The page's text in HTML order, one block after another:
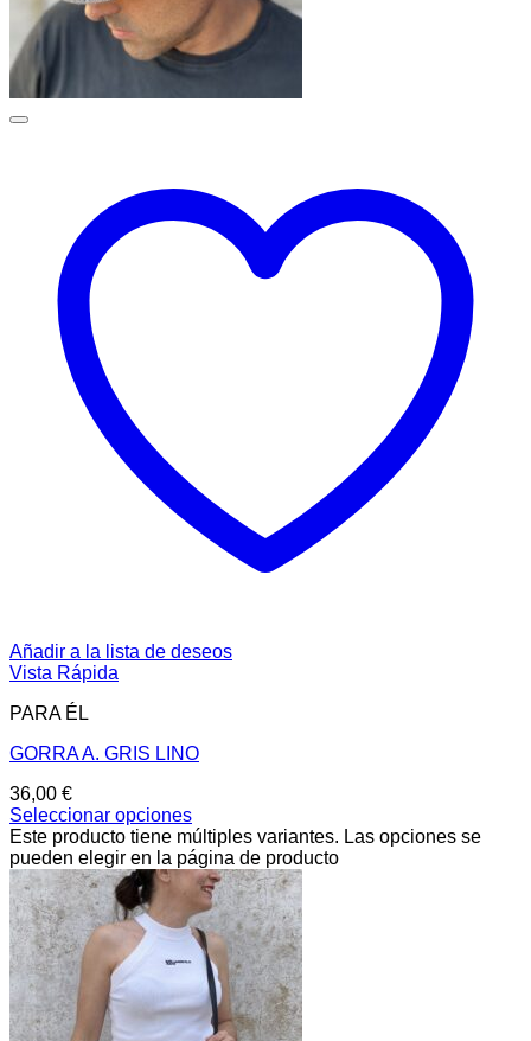
Añadir a la lista de deseos
Vista Rápida
PARA ÉL
GORRA A. GRIS LINO
36,00 €
Seleccionar opciones
Este producto tiene múltiples variantes. Las opciones se
pueden elegir en la página de producto